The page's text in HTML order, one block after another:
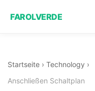
FAROLVERDE
Startseite › Technology ›
Anschließen Schaltplan